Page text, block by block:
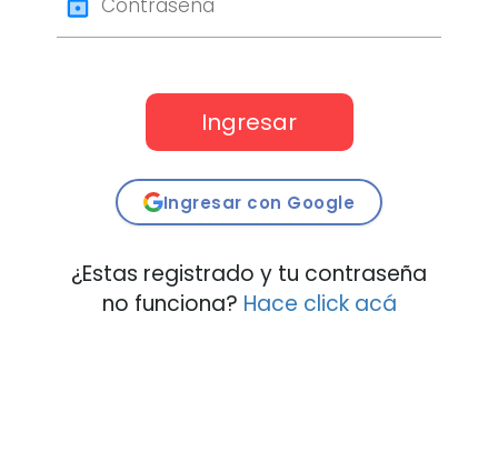
Contraseña
Ingresar
Ingresar con Google
¿Estas registrado y tu contraseña
no funciona? Hace click acá